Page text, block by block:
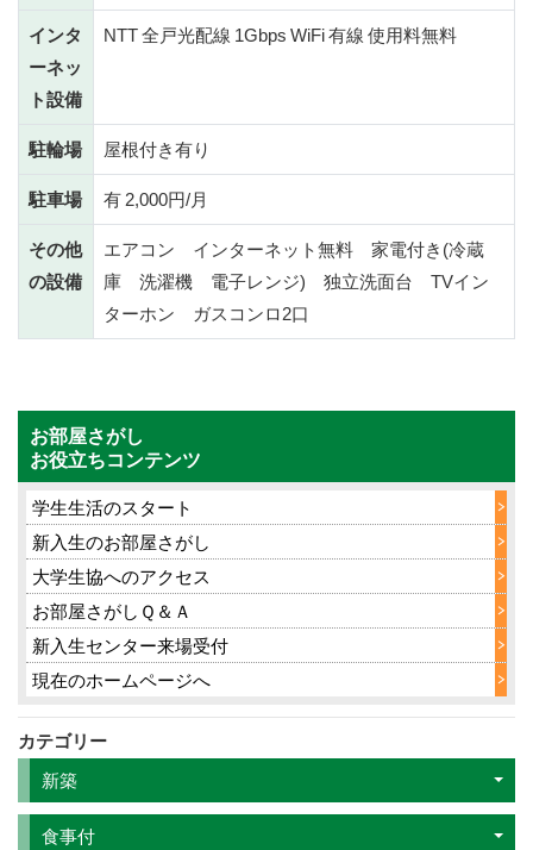
インタ
ーネッ
ト設備
NTT 全戸光配線 1Gbps WiFi 有線 使用料無料
駐輪場
屋根付き有り
駐車場
有 2,000円/月
その他
の設備
エアコン インターネット無料 家電付き(冷蔵
庫 洗濯機 電子レンジ) 独立洗面台 TVイン
ターホン ガスコンロ2口
お部屋さがし
お役立ちコンテンツ
学生生活のスタート
新入生のお部屋さがし
大学生協へのアクセス
お部屋さがしＱ＆Ａ
新入生センター来場受付
現在のホームページへ
カテゴリー
新築
食事付